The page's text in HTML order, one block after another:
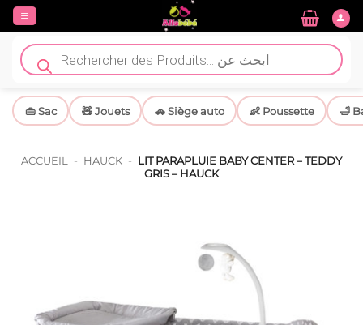
Passer
contenu
Recherche
de
produits
👜 Sac 🧸 Jouets 🚗 Siège auto 👶 Poussette 🛁
ACCUEIL - HAUCK - LIT PARAPLUIE BABY CENTER – TEDDY
GRIS – HAUCK